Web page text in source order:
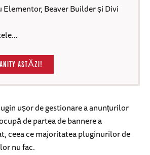
Elementor, Beaver Builder și Divi
ASTĂZI!
ușor de gestionare a anunțurilor
de partea de bannere a
ceea ce majoritatea pluginurilor de
nu fac.